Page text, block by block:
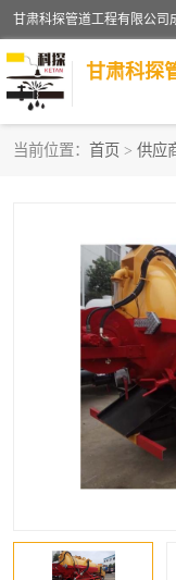
甘肃科探
当前位置： 首页 > 供应
漏水检查维修
供热管道漏水
自来水管漏水
高压车疏通清淤